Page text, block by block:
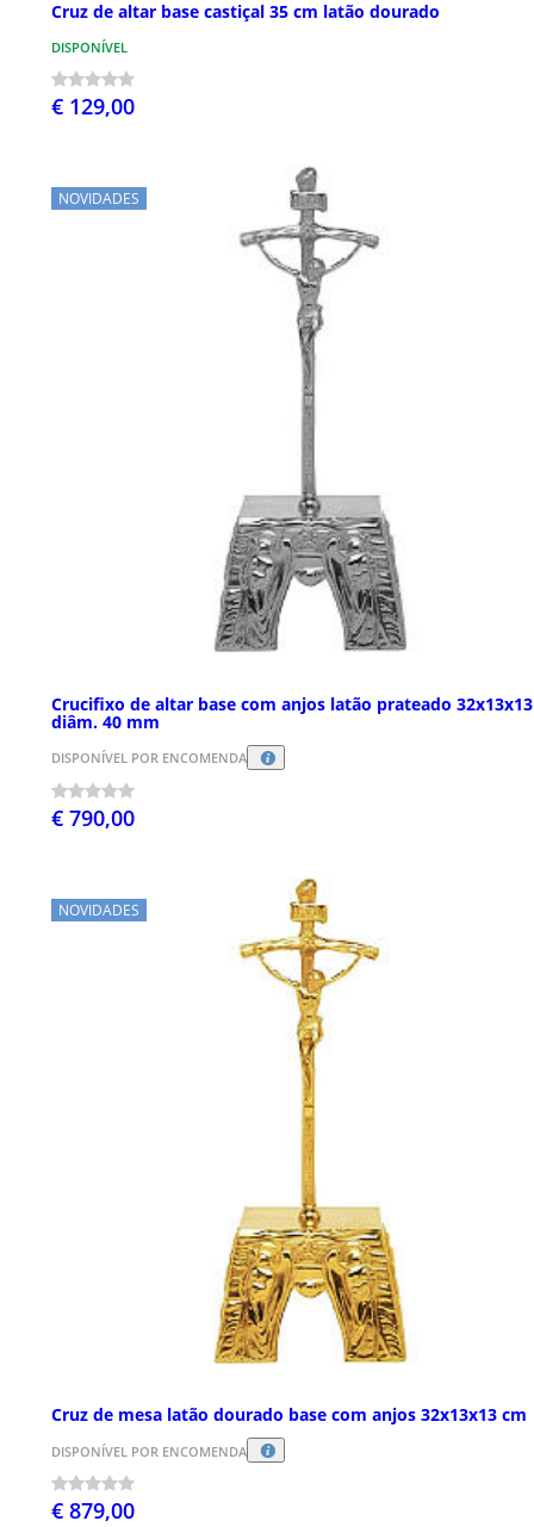
Cruz de altar base castiçal 35 cm latão dourado
DISPONÍVEL
€ 129,00
NOVIDADES
Crucifixo de altar base com anjos latão prateado
diâm. 40 mm
DISPONÍVEL POR ENCOMENDA
€ 790,00
NOVIDADES
Cruz de mesa latão dourado base com anjos 32x13x13 cm
DISPONÍVEL POR ENCOMENDA
€ 879,00